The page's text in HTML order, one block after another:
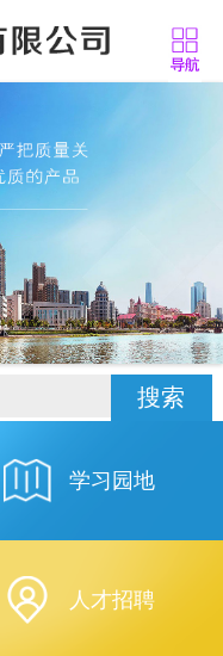
搜索
学习园地
人才招聘